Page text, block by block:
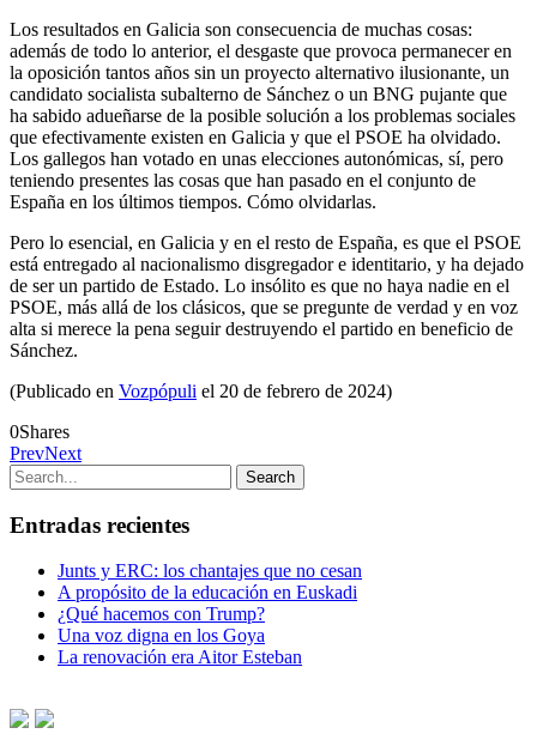
Los resultados en Galicia son consecuencia de muchas cosas:
además de todo lo anterior, el desgaste que provoca permanecer en
la oposición tantos años sin un proyecto alternativo ilusionante, un
candidato socialista subalterno de Sánchez o un BNG pujante que
ha sabido adueñarse de la posible solución a los problemas sociales
que efectivamente existen en Galicia y que el PSOE ha olvidado.
Los gallegos han votado en unas elecciones autonómicas, sí, pero
teniendo presentes las cosas que han pasado en el conjunto de
España en los últimos tiempos. Cómo olvidarlas.
Pero lo esencial, en Galicia y en el resto de España, es que el PSOE
está entregado al nacionalismo disgregador e identitario, y ha dejado
de ser un partido de Estado. Lo insólito es que no haya nadie en el
PSOE, más allá de los clásicos, que se pregunte de verdad y en voz
alta si merece la pena seguir destruyendo el partido en beneficio de
Sánchez.
(Publicado en Vozpópuli el 20 de febrero de 2024)
0Shares
PrevNext
Entradas recientes
Junts y ERC: los chantajes que no cesan
A propósito de la educación en Euskadi
¿Qué hacemos con Trump?
Una voz digna en los Goya
La renovación era Aitor Esteban